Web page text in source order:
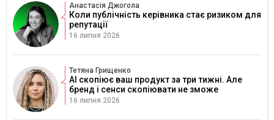
Анастасія Джогола
Коли публічність керівника стає ризиком для
репутації
16 липня 2026
Тетяна Грищенко
AI скопіює ваш продукт за три тижні. Але
бренд і сенси скопіювати не зможе
16 липня 2026